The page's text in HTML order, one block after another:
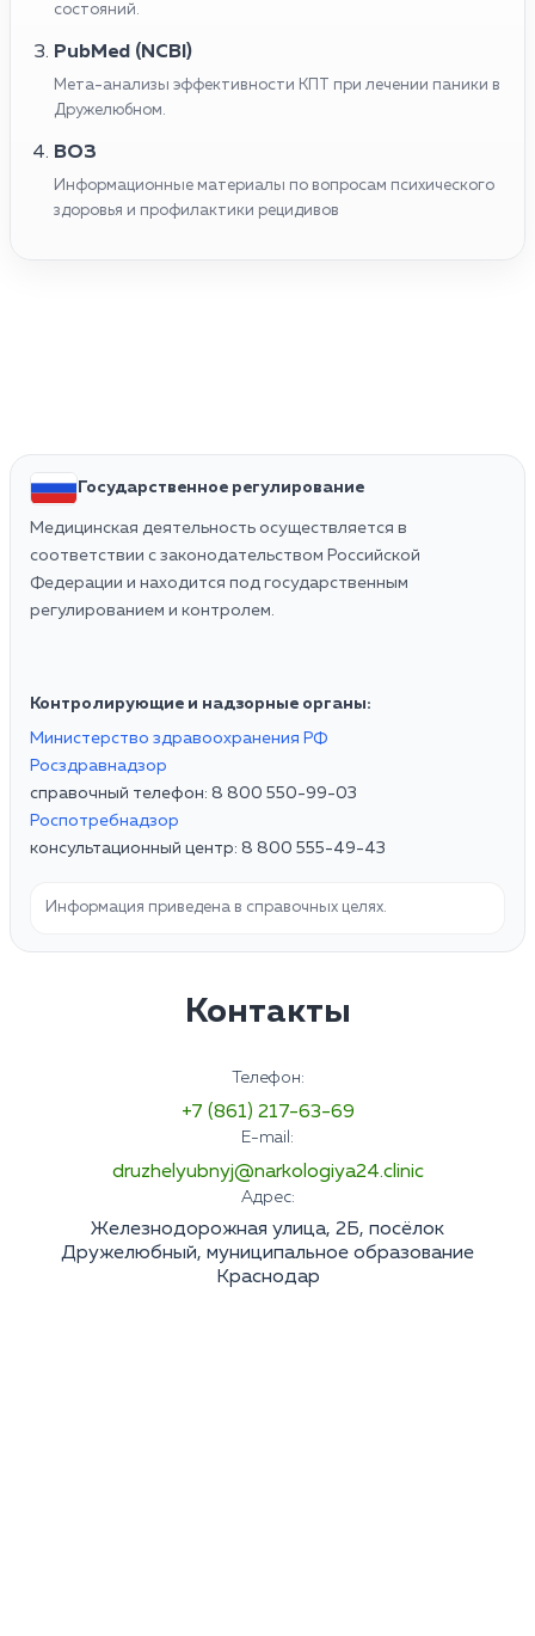
состояний.
PubMed (NCBI)
Мета-анализы эффективности КПТ при лечении паники в
Дружелюбном.
ВОЗ
Информационные материалы по вопросам психического
здоровья и профилактики рецидивов
Государственное регулирование
Медицинская деятельность осуществляется в
соответствии с законодательством Российской
Федерации и находится под государственным
регулированием и контролем.
Контролирующие и надзорные органы:
Министерство здравоохранения РФ
Росздравнадзор
справочный телефон: 8 800 550-99-03
Роспотребнадзор
консультационный центр: 8 800 555-49-43
Информация приведена в справочных целях.
Контакты
Телефон:
+7 (861) 217-63-69
E-mail:
druzhelyubnyj@narkologiya24.clinic
Адрес:
Железнодорожная улица, 2Б, посёлок
Дружелюбный, муниципальное образование
Краснодар